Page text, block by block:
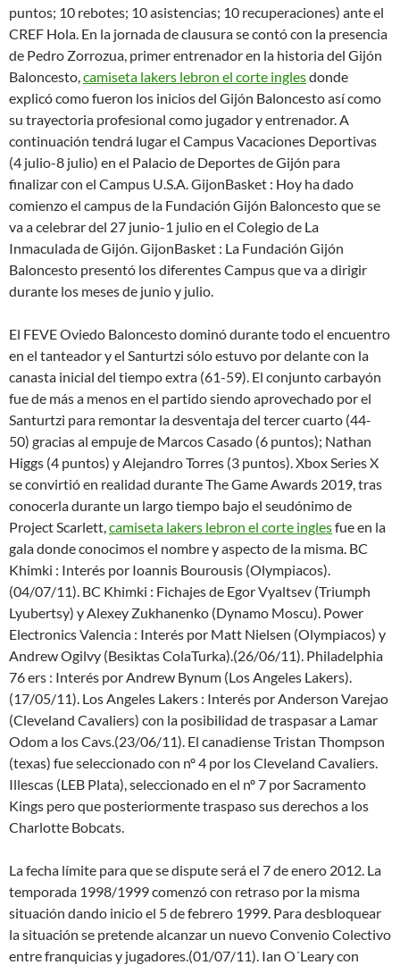
puntos; 10 rebotes; 10 asistencias; 10 recuperaciones) ante el
CREF Hola. En la jornada de clausura se contó con la presencia
de Pedro Zorrozua, primer entrenador en la historia del Gijón
Baloncesto,camiseta lakers lebron el corte inglesdonde
explicó como fueron los inicios del Gijón Baloncesto así como
su trayectoria profesional como jugador y entrenador. A
continuación tendrá lugar el Campus Vacaciones Deportivas
(4 julio-8 julio) en el Palacio de Deportes de Gijón para
finalizar con el Campus U.S.A. GijonBasket : Hoy ha dado
comienzo el campus de la Fundación Gijón Baloncesto que se
va a celebrar del 27 junio-1 julio en el Colegio de La
Inmaculada de Gijón. GijonBasket : La Fundación Gijón
Baloncesto presentó los diferentes Campus que va a dirigir
durante los meses de junio y julio.
El FEVE Oviedo Baloncesto dominó durante todo el encuentro
en el tanteador y el Santurtzi sólo estuvo por delante con la
canasta inicial del tiempo extra (61-59). El conjunto carbayón
fue de más a menos en el partido siendo aprovechado por el
Santurtzi para remontar la desventaja del tercer cuarto (44-
50) gracias al empuje de Marcos Casado (6 puntos); Nathan
Higgs (4 puntos) y Alejandro Torres (3 puntos). Xbox Series X
se convirtió en realidad durante The Game Awards 2019, tras
conocerla durante un largo tiempo bajo el seudónimo de
Project Scarlett,camiseta lakers lebron el corte inglesfue en la
gala donde conocimos el nombre y aspecto de la misma. BC
Khimki : Interés por Ioannis Bourousis (Olympiacos).
(04/07/11). BC Khimki : Fichajes de Egor Vyaltsev (Triumph
Lyubertsy) y Alexey Zukhanenko (Dynamo Moscu). Power
Electronics Valencia : Interés por Matt Nielsen (Olympiacos) y
Andrew Ogilvy (Besiktas ColaTurka).(26/06/11). Philadelphia
76 ers : Interés por Andrew Bynum (Los Angeles Lakers).
(17/05/11). Los Angeles Lakers : Interés por Anderson Varejao
(Cleveland Cavaliers) con la posibilidad de traspasar a Lamar
Odom a los Cavs.(23/06/11). El canadiense Tristan Thompson
(texas) fue seleccionado con nº 4 por los Cleveland Cavaliers.
Illescas (LEB Plata), seleccionado en el nº 7 por Sacramento
Kings pero que posteriormente traspaso sus derechos a los
Charlotte Bobcats.
La fecha límite para que se dispute será el 7 de enero 2012. La
temporada 1998/1999 comenzó con retraso por la misma
situación dando inicio el 5 de febrero 1999. Para desbloquear
la situación se pretende alcanzar un nuevo Convenio Colectivo
entre franquicias y jugadores.(01/07/11). Ian O´Leary con